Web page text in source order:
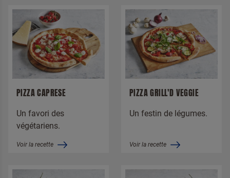
Pizza Perfettissima
Collation
PIZZA CAPRESE
Un favori des
végétariens.
Voir la recette
PIZZA GRILL'D VEGGIE
Un festin de légumes.
Voir la recette